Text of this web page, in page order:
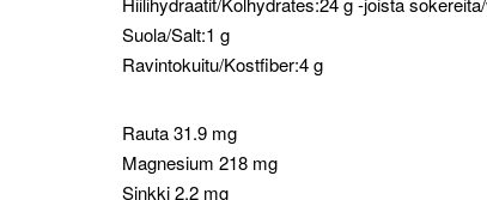
Suola/Salt:1 g
Ravintokuitu/Kostfiber:4 g
Rauta 31.9 mg
Magnesium 218 mg
Sinkki 2.2 mg